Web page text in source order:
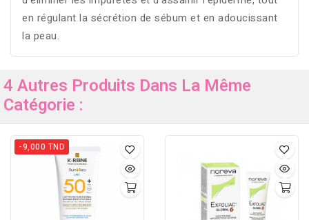
en régulant la sécrétion de sébum et en adoucissant
la peau.
4 Autres Produits Dans La Même
Catégorie :
-9,000 TND